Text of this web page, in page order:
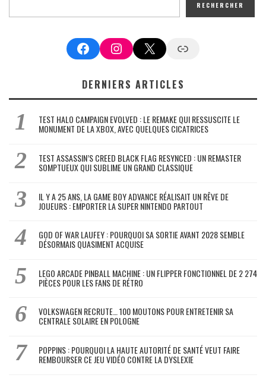
RECHERCHER
FacebookInstagram
X Google News
DERNIERS ARTICLES
TEST HALO CAMPAIGN EVOLVED : LE REMAKE QUI RESSUSCITE LE
MONUMENT DE LA XBOX, AVEC QUELQUES CICATRICES
TEST ASSASSIN’S CREED BLACK FLAG RESYNCED : UN REMASTER
SOMPTUEUX QUI SUBLIME UN GRAND CLASSIQUE
IL Y A 25 ANS, LA GAME BOY ADVANCE RÉALISAIT UN RÊVE DE
JOUEURS : EMPORTER LA SUPER NINTENDO PARTOUT
GOD OF WAR LAUFEY : POURQUOI SA SORTIE AVANT 2028 SEMBLE
DÉSORMAIS QUASIMENT ACQUISE
LEGO ARCADE PINBALL MACHINE : UN FLIPPER FONCTIONNEL DE 2 274
PIÈCES POUR LES FANS DE RÉTRO
VOLKSWAGEN RECRUTE… 100 MOUTONS POUR ENTRETENIR SA
CENTRALE SOLAIRE EN POLOGNE
POPPINS : POURQUOI LA HAUTE AUTORITÉ DE SANTÉ VEUT FAIRE
REMBOURSER CE JEU VIDÉO CONTRE LA DYSLEXIE